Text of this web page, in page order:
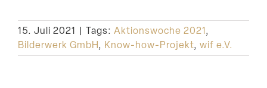
unserer Koope­ration mit
Bilderwerk GmbH haben
wir unseren Verein und
15. Juli 2021 | Tags: Aktionswoche 2021,
Bilderwerk GmbH, Know-how-Projekt, wif e.V.